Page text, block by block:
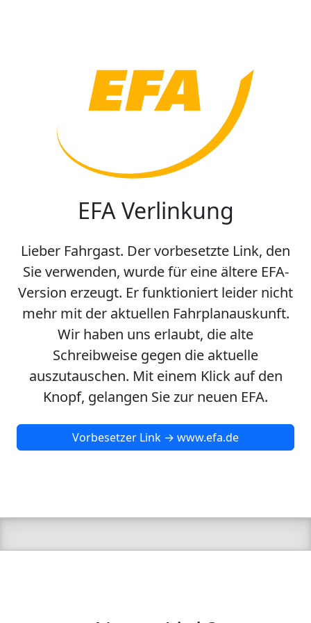
EFA Verlinkung
Lieber Fahrgast. Der vorbesetzte Link, den
Sie verwenden, wurde für eine ältere EFA-
Version erzeugt. Er funktioniert leider nicht
mehr mit der aktuellen Fahrplanauskunft.
Wir haben uns erlaubt, die alte
Schreibweise gegen die aktuelle
auszutauschen. Mit einem Klick auf den
Knopf, gelangen Sie zur neuen EFA.
Vorbesetzer Link → www.efa.de